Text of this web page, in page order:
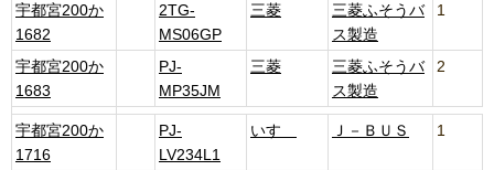
宇都宮200か
1682
2TG-
MS06GP
三菱
三菱ふそうバ
ス製造
1
宇都宮200か
1683
PJ-
MP35JM
三菱
三菱ふそうバ
ス製造
2
宇都宮200か
1716
PJ-
LV234L1
いすゞ Ｊ－ＢＵＳ 1